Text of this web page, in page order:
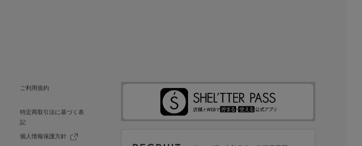
ご利用規約
特定商取引法に基づく表
記
個人情報保護方針